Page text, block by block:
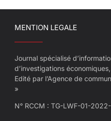
MENTION LEGALE
Journal spécialisé
d’investigations
Edité par l’Agence de
»
N° RCCM : TG-LWF-01-